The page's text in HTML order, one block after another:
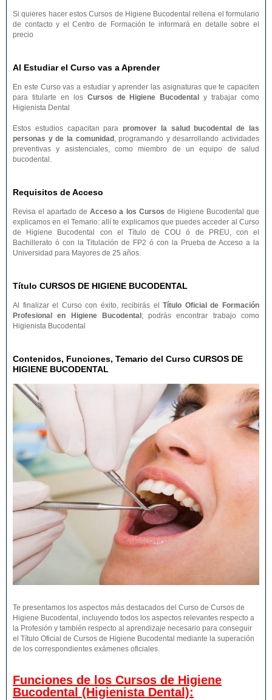
Si quieres hacer estos Cursos de Higiene Bucodental rellena el formulario
de contacto y el Centro de Formación te informará en detalle sobre el
precio
Al Estudiar el Curso vas a Aprender
En este Curso vas a estudiar y aprender las asignaturas que te capaciten
para titularte en los Cursos de Higiene Bucodental
y trabajar como
Higienista Dental
Estos estudios capacitan parapromover la salud bucodental de las
personas y de la comunidad , programando y desarrollando actividades
preventivas y asistenciales, como miembro de un equipo de salud
bucodental.
Requisitos de Acceso
Revisa el apartado deAcceso a los Cursos de Higiene Bucodental que
explicamos en el Temario: allí te explicamos que puedes acceder al Curso
de Higiene Bucodental con el Título de COU ó de PREU, con el
Bachillerato ó con la Titulación de FP2 ó con la Prueba de Acceso a la
Universidad para Mayores de 25 años.
Título CURSOS DE HIGIENE BUCODENTAL
Al finalizar el Curso con éxito, recibirás elTítulo Oficial de Formación
Profesional en Higiene Bucodental ; podrás encontrar trabajo como
Higienista Bucodental
Contenidos, Funciones, Temario del Curso CURSOS DE
HIGIENE BUCODENTAL
Te presentamos los aspectos más destacados del Curso de Cursos de
Higiene Bucodental, incluyendo todos los aspectos relevantes respecto a
la Profesión y también respecto al aprendizaje necesario para conseguir
el Título Oficial de Cursos de Higiene Bucodental mediante la superación
de los correspondientes exámenes oficiales.
Funciones de los Cursos de Higiene
Bucodental (Higienista Dental):